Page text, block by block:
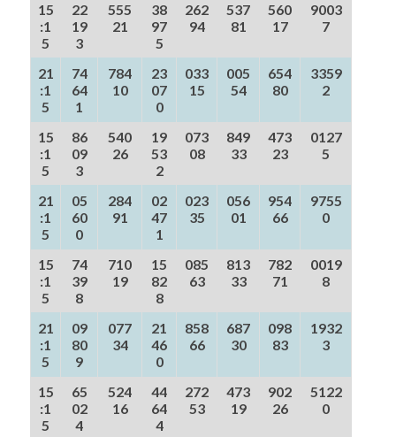
15
:1
5
22
19
3
555
21
38
97
5
262
94
537
81
560
17
9003
7
21
:1
5
74
64
1
784
10
23
07
0
033
15
005
54
654
80
3359
2
15
:1
5
86
09
3
540
26
19
53
2
073
08
849
33
473
23
0127
5
21
:1
5
05
60
0
284
91
02
47
1
023
35
056
01
954
66
9755
0
15
:1
5
74
39
8
710
19
15
82
8
085
63
813
33
782
71
0019
8
21
:1
5
09
80
9
077
34
21
46
0
858
66
687
30
098
83
1932
3
15
:1
5
65
02
4
524
16
44
64
4
272
53
473
19
902
26
5122
0